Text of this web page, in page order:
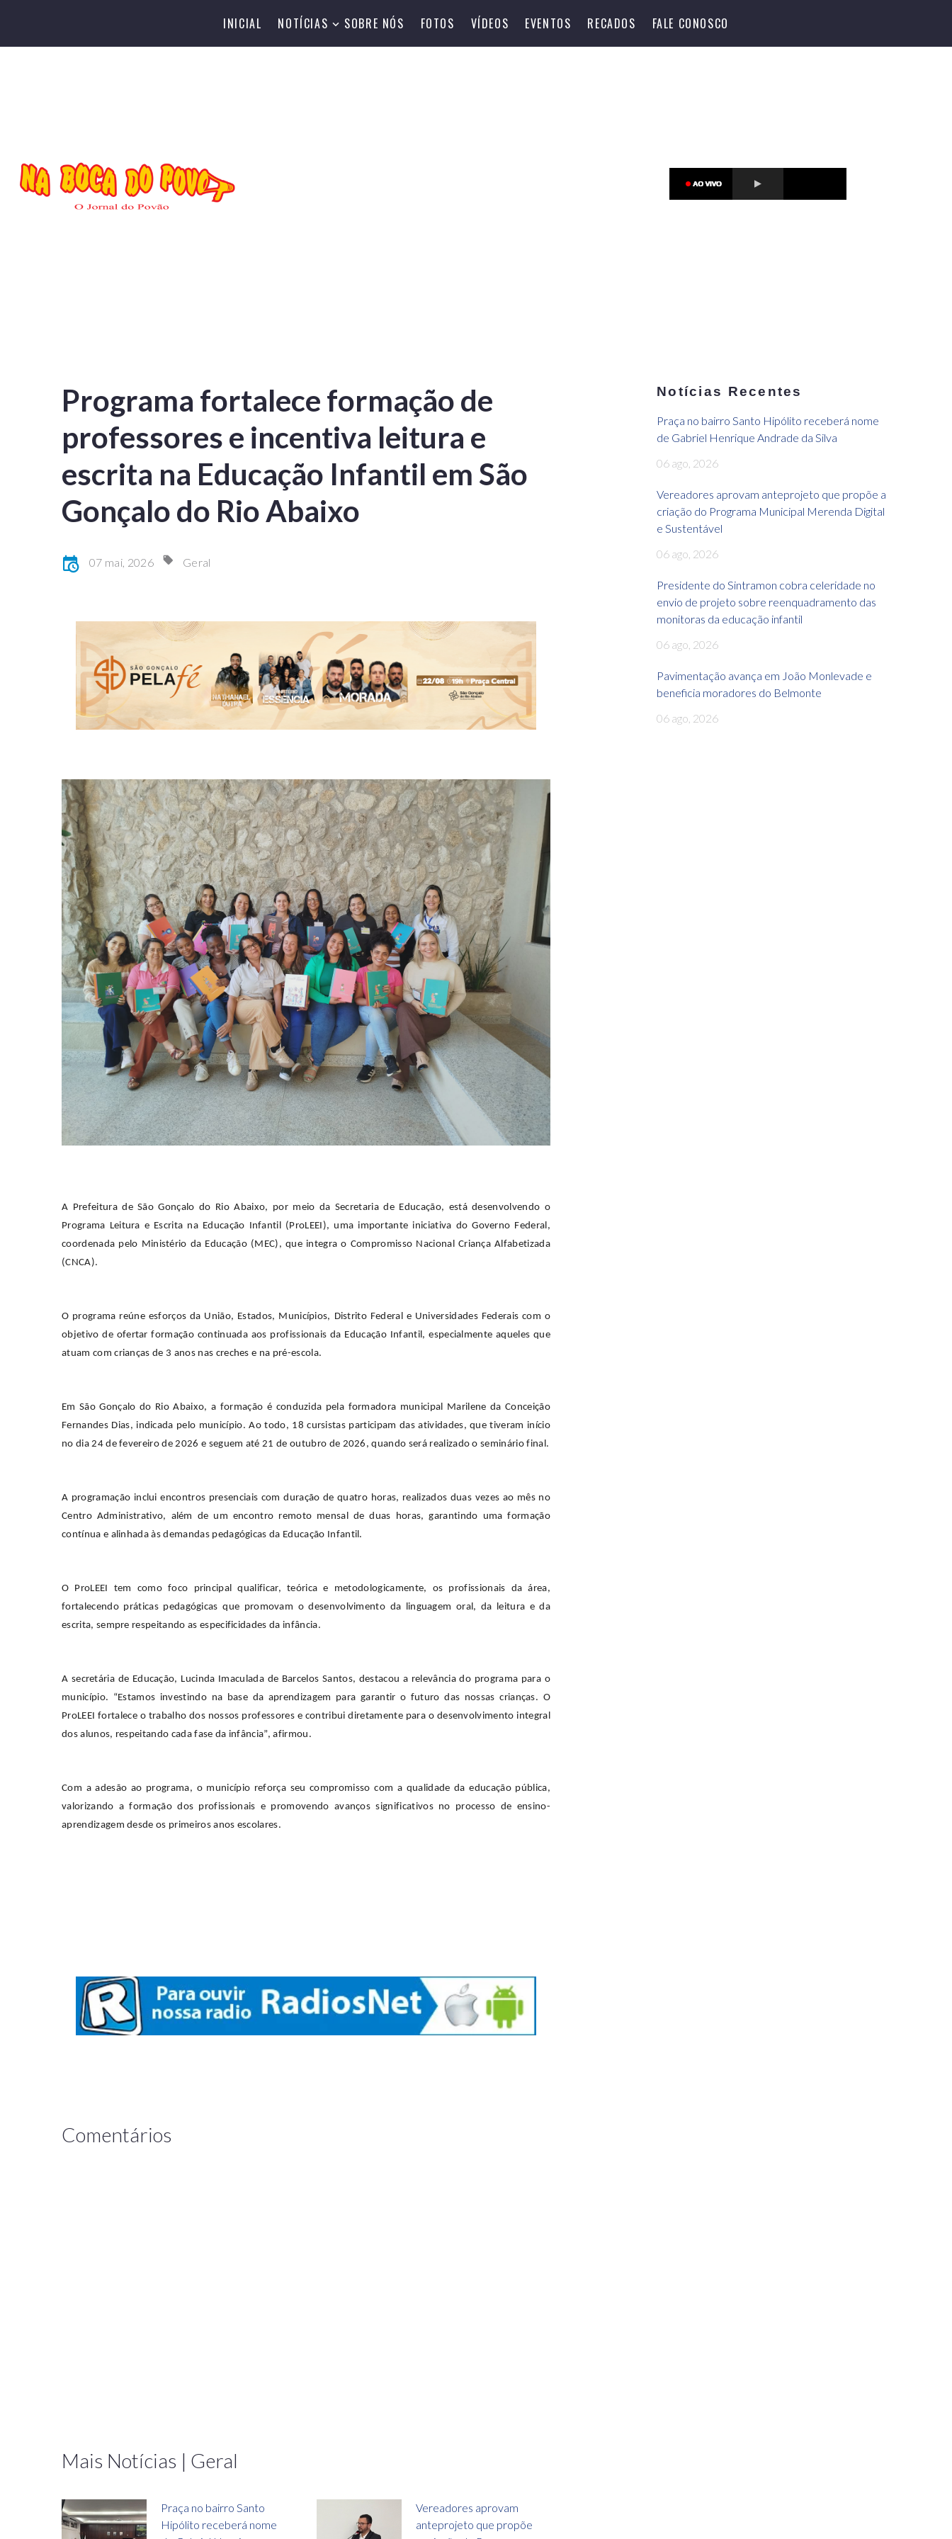
INICIAL NOTÍCIAS SOBRE NÓS FOTOS VÍDEOS EVENTOS RECADOS FALE CONOSCO
Programa fortalece formação de
professores e incentiva leitura e
escrita na Educação Infantil em São
Gonçalo do Rio Abaixo
07 mai, 2026 Geral
A Prefeitura de São Gonçalo do Rio Abaixo, por meio da Secretaria de Educação, está desenvolvendo o
Programa Leitura e Escrita na Educação Infantil (ProLEEI), uma importante iniciativa do Governo Federal,
coordenada pelo Ministério da Educação (MEC), que integra o Compromisso Nacional Criança Alfabetizada
(CNCA).
O programa reúne esforços da União, Estados, Municípios, Distrito Federal e Universidades Federais com o
objetivo de ofertar formação continuada aos profissionais da Educação Infantil, especialmente aqueles que
atuam com crianças de 3 anos nas creches e na pré-escola.
Em São Gonçalo do Rio Abaixo, a formação é conduzida pela formadora municipal Marilene da Conceição
Fernandes Dias, indicada pelo município. Ao todo, 18 cursistas participam das atividades, que tiveram início
no dia 24 de fevereiro de 2026 e seguem até 21 de outubro de 2026, quando será realizado o seminário final.
A programação inclui encontros presenciais com duração de quatro horas, realizados duas vezes ao mês no
Centro Administrativo, além de um encontro remoto mensal de duas horas, garantindo uma formação
contínua e alinhada às demandas pedagógicas da Educação Infantil.
O ProLEEI tem como foco principal qualificar, teórica e metodologicamente, os profissionais da área,
fortalecendo práticas pedagógicas que promovam o desenvolvimento da linguagem oral, da leitura e da
escrita, sempre respeitando as especificidades da infância.
A secretária de Educação, Lucinda Imaculada de Barcelos Santos, destacou a relevância do programa para o
município. “Estamos investindo na base da aprendizagem para garantir o futuro das nossas crianças. O
ProLEEI fortalece o trabalho dos nossos professores e contribui diretamente para o desenvolvimento integral
dos alunos, respeitando cada fase da infância”, afirmou.
Com a adesão ao programa, o município reforça seu compromisso com a qualidade da educação pública,
valorizando a formação dos profissionais e promovendo avanços significativos no processo de ensino-
aprendizagem desde os primeiros anos escolares.
Comentários
Mais Notícias | Geral
Praça no bairro Santo
Hipólito receberá nome
Vereadores aprovam
anteprojeto que propõe
Notícias Recentes
Praça no bairro Santo Hipólito receberá nome
de Gabriel Henrique Andrade da Silva
06 ago, 2026
Vereadores aprovam anteprojeto que propõe a
criação do Programa Municipal Merenda Digital
e Sustentável
06 ago, 2026
Presidente do Sintramon cobra celeridade no
envio de projeto sobre reenquadramento das
monitoras da educação infantil
06 ago, 2026
Pavimentação avança em João Monlevade e
beneficia moradores do Belmonte
06 ago, 2026